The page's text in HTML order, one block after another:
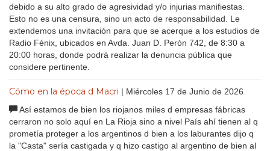
debido a su alto grado de agresividad y/o injurias manifiestas.
Esto no es una censura, sino un acto de responsabilidad. Le
extendemos una invitación para que se acerque a los estudios de
Radio Fénix, ubicados en Avda. Juan D. Perón 742, de 8:30 a
20:00 horas, donde podrá realizar la denuncia pública que
considere pertinente.
Cómo en la época d Macri | Miércoles 17 de Junio de 2026
Así estamos de bien los riojanos miles d empresas fábricas
cerraron no solo aquí en La Rioja sino a nivel País ahí tienen al q
prometía proteger a los argentinos d bien a los laburantes dijo q
la "Casta" sería castigada y q hizo castigo al argentino de bien al